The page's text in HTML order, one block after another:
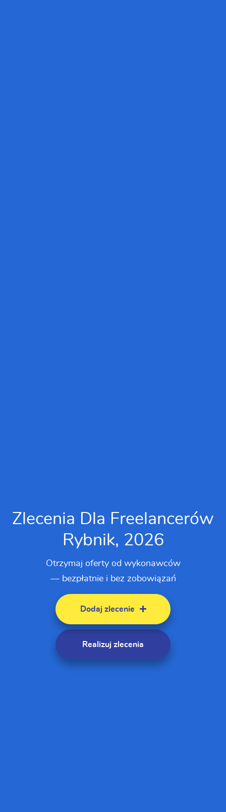
Zlecenia Dla Freelancerów
Rybnik, 2026
Otrzymaj oferty od wykonawców
— bezpłatnie i bez zobowiązań
Dodaj zlecenie
Realizuj zlecenia